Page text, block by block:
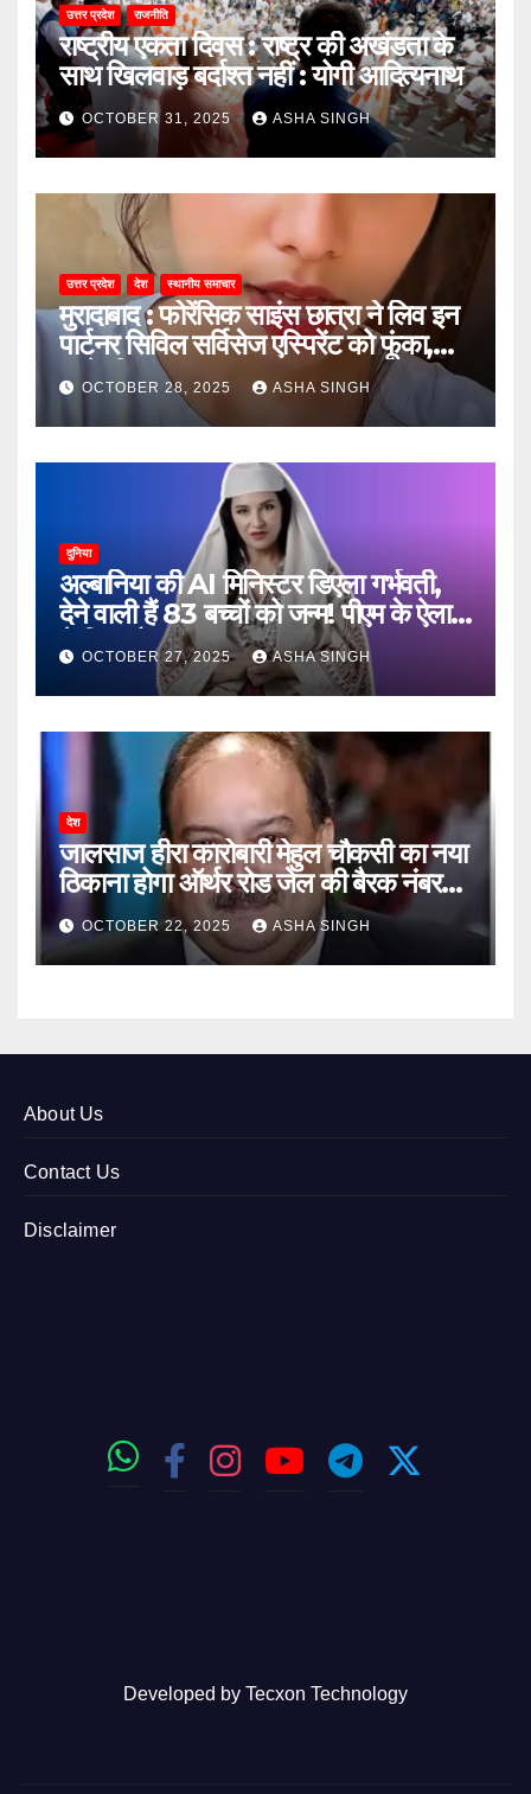
उत्तर प्रदेश राजनीति
राष्ट्रीय एकता दिवस : राष्ट्र की अखंडता के
साथ खिलवाड़ बर्दाश्त नहीं : योगी आदित्यनाथ
OCTOBER 31, 2025 ASHA SINGH
उत्तर प्रदेश देश स्थानीय समाचार
मुरादाबाद : फोरेंसिक साइंस छात्रा ने लिव इन
पार्टनर सिविल सर्विसेज एस्पिरेंट को फूंका,
जानें, फिर क्या हुआ…
OCTOBER 28, 2025 ASHA SINGH
दुनिया
अल्बानिया की AI मिनिस्‍टर डिएला गर्भवती,
देने वाली हैं 83 बच्चों को जन्‍म! पीएम के ऐलान
ने किया हैरान
OCTOBER 27, 2025 ASHA SINGH
देश
जालसाज हीरा कारोबारी मेहुल चौकसी का नया
ठिकाना होगा ऑर्थर रोड जेल की बैरक नंबर
12OCTOBER 22, 2025 ASHA SINGH
About Us
Contact Us
Disclaimer
Developed by Tecxon Technology